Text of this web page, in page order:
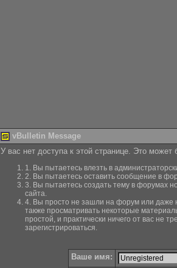
vBulletin Message
У вас нет доступа к этой странице. Это
1. Вы пытаетесь влезть в
2. Вы пытаетесь оставить сообщение в
3. Вы пытаетесь создать тему в форумах
сайта.
4. Вы просто не зашли на форум или даже
также просматривать некоторые
простой, и практически ничего от вас не
зарегистрироваться.
Ваше имя: